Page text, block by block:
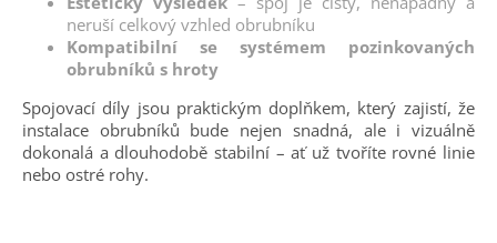
neruší celkový vzhled obrubníku
Kompatibilní se systémem pozinkovaných
obrubníků s hroty
Spojovací díly jsou praktickým doplňkem, který zajistí, že
instalace obrubníků bude nejen snadná, ale i vizuálně
dokonalá a dlouhodobě stabilní – ať už tvoříte rovné linie
nebo ostré rohy.